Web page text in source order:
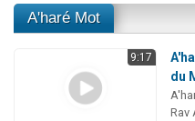
A'haré Mot
9:17
du
Rav